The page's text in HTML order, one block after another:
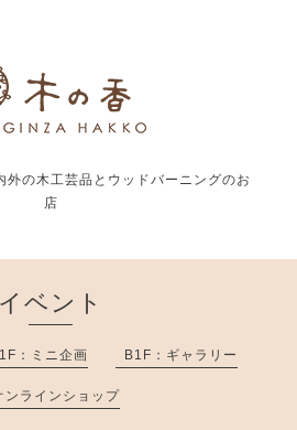
外の木工芸品とウッドバーニングのお
店
イベント
1F：ミニ企画 B1F：ギャラリー
ンラインショップ